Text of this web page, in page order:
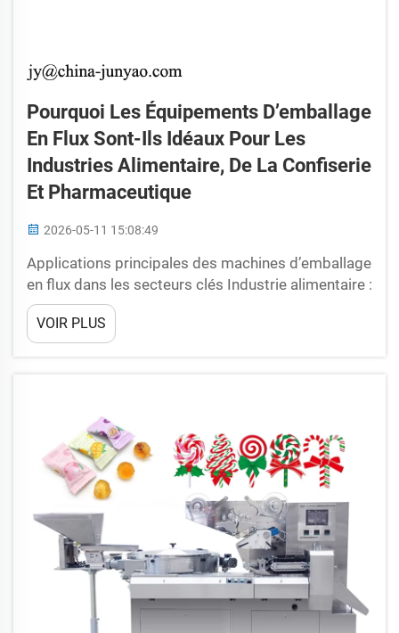
Pourquoi Les Équipements D’emballage
En Flux Sont-Ils Idéaux Pour Les
Industries Alimentaire, De La Confiserie
Et Pharmaceutique
2026-05-11 15:08:49
Applications principales des machines d’emballage
en flux dans les secteurs clés Industrie alimentaire :
préservation de la fraîcheur à grande vitesse et
intégration en ligne avec les remplisseuses et les
convoyeurs Dans le secteur alimentaire, les
VOIR PLUS